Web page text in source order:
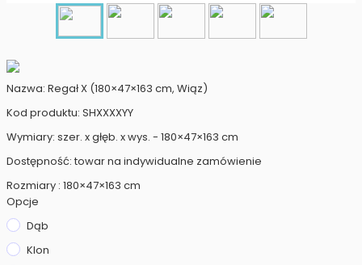
Nazwa: Regał X (180×47×163 cm, Wiąz)
Kod produktu: SHXXXXYY
Wymiary: szer. x głęb. x wys. - 180×47×163 cm
Dostępność: towar na indywidualne zamówienie
Rozmiary : 180×47×163 cm
Opcje
Dąb
Klon